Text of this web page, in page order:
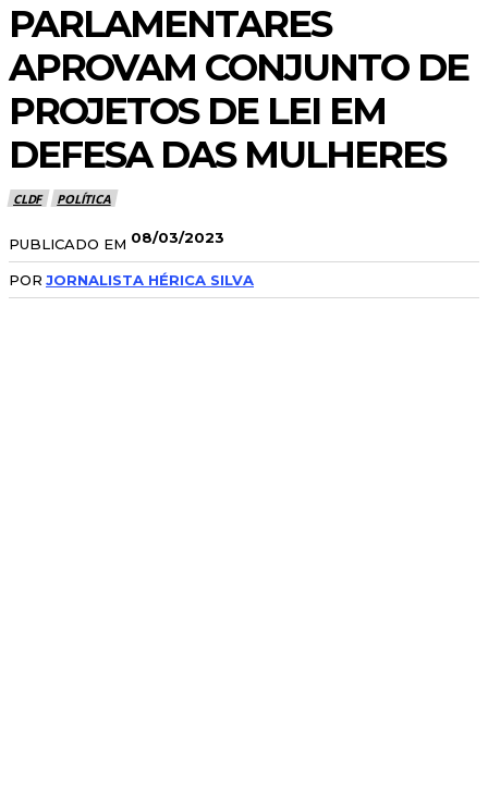
PARLAMENTARES
APROVAM CONJUNTO DE
PROJETOS DE LEI EM
DEFESA DAS MULHERES
CLDF POLÍTICA
PUBLICADO EM 08/03/2023
POR JORNALISTA HÉRICA SILVA